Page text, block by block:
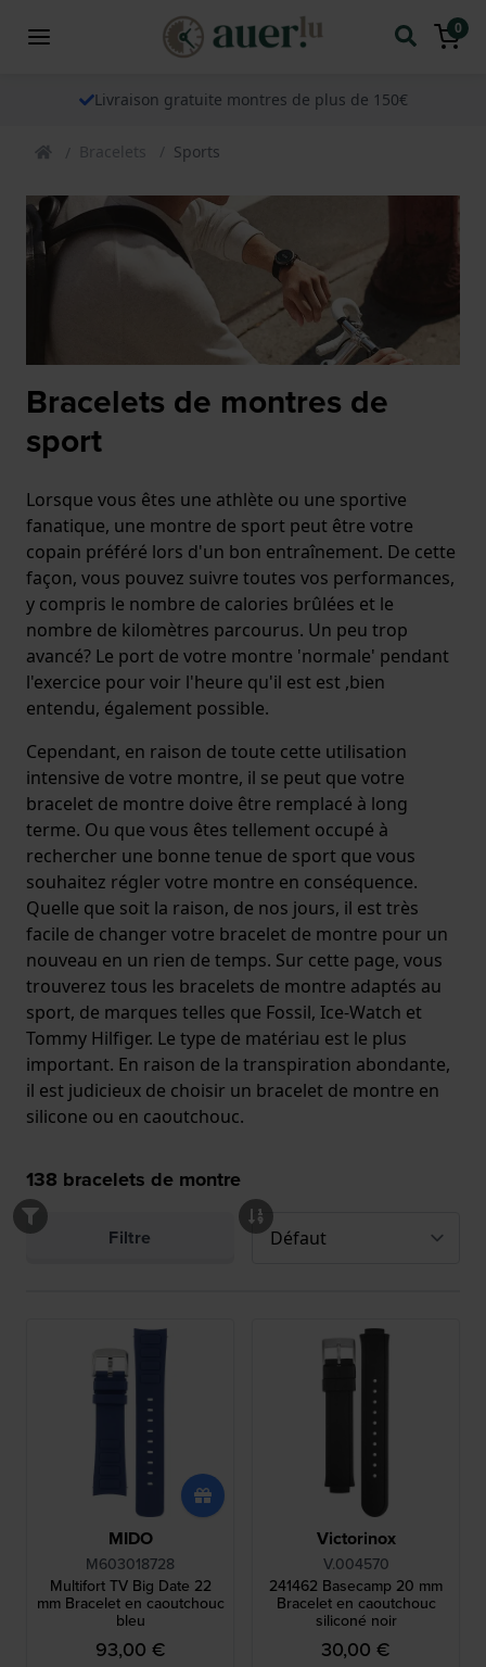
0
Livraison gratuite montres de plus de 150€
Bracelets Sports
Bracelets de montres de
sport
Lorsque vous êtes une athlète ou une sportive
fanatique, une montre de sport peut être votre
copain préféré lors d'un bon entraînement. De cette
façon, vous pouvez suivre toutes vos performances,
y compris le nombre de calories brûlées et le
nombre de kilomètres parcourus. Un peu trop
avancé? Le port de votre montre 'normale' pendant
l'exercice pour voir l'heure qu'il est est ,bien
entendu, également possible.
Cependant, en raison de toute cette utilisation
intensive de votre montre, il se peut que votre
bracelet de montre doive être remplacé à long
terme. Ou que vous êtes tellement occupé à
rechercher une bonne tenue de sport que vous
souhaitez régler votre montre en conséquence.
Quelle que soit la raison, de nos jours, il est très
facile de changer votre bracelet de montre pour un
nouveau en un rien de temps. Sur cette page, vous
trouverez tous les bracelets de montre adaptés au
sport, de marques telles que Fossil, Ice-Watch et
Tommy Hilfiger. Le type de matériau est le plus
important. En raison de la transpiration abondante,
il est judicieux de choisir un bracelet de montre en
silicone ou en caoutchouc.
138 bracelets de montre
Filtre
MIDO
M603018728
Multifort TV Big Date 22
mm Bracelet en caoutchouc
bleu
93,00 €
Victorinox
V.004570
241462 Basecamp 20 mm
Bracelet en caoutchouc
siliconé noir
30,00 €